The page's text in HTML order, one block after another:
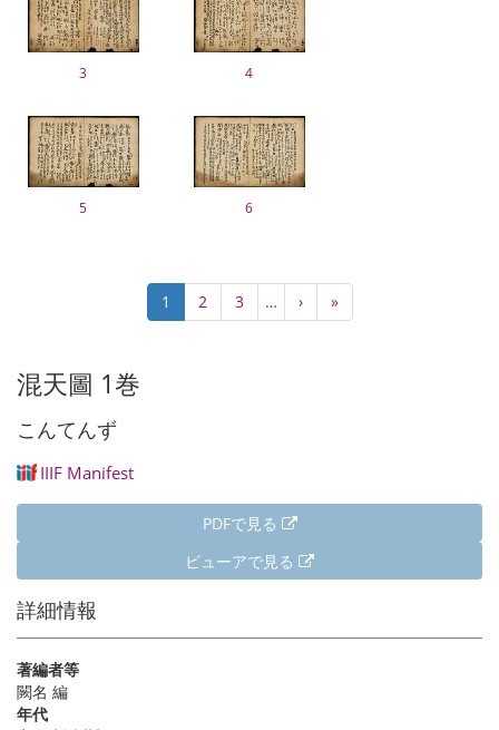
3 4
5 6
り
カ
レ
1 Page
2 Page
3 …
次
ペ
›
最
終
»
混天圖 1巻
こんてんず
IIIF Manifest
PDFで見る
ビューアで見る
詳細情報
著編者等
闕名 編
年代